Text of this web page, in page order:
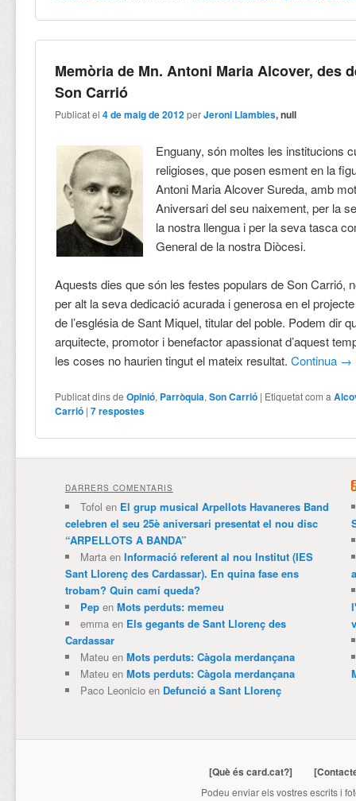
Memòria de Mn. Antoni Maria Alcover, des
Son Carrió
Publicat el4 de maig de 2012 perJeroni Llambies, null
Enguany, són moltes les institucions
religioses, que posen esment en la
Antoni Maria Alcover Sureda, amb
Aniversari del seu naixement, per la
la nostra llengua i per la seva tasca
General de la nostra Diòcesi.
Aquests dies que són les festes populars de Son Carrió,
per alt la seva dedicació acurada i generosa en el
de l’església de Sant Miquel, titular del poble. Podem dir
arquitecte, promotor i benefactor apassionat d’aquest
les coses no haurien tingut el mateix resultat.Continua →
Publicat dins de Opinió, Parròquia,Son Carrió | Etiquetat com a
Carrió |7respostes
DARRERS COMENTARIS
Tofol en El grup musical Arpellots Havaneres Band
celebren el seu 25è aniversari presentat el nou disc
“ARPELLOTS A BANDA”
Martaen Informació referent al nou Institut (IES
Sant Llorenç des Cardassar). En quina fase ens
trobam? Quin camí queda?
Pepen Mots perduts: memeu
emmaen Els gegants de Sant Llorenç des
Cardassar
Mateuen Mots perduts: Càgola merdançana
Mateuen Mots perduts: Càgola merdançana
Paco Leonicioen Defunció a Sant Llorenç
[Què és card.cat?]
Podeu enviar els vostres escrits i